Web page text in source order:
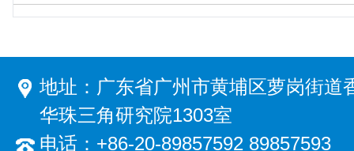
地址：广东省广州市黄埔区萝岗街道
华珠三角研究院1303室
电话：+86-20-89857592 89857593